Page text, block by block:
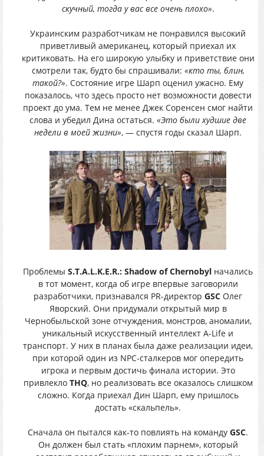
скучный, тогда у вас все очень плохо».
Украинским разработчикам не понравился высокий
приветливый американец, который приехал их
критиковать. На его широкую улыбку и приветствие они
смотрели так, будто бы спрашивали: «кто ты, блин,
такой?». Состояние игре Шарп оценил ужасно. Ему
показалось, что здесь просто нет возможности довести
проект до ума. Тем не менее Джек Соренсен смог найти
слова и убедил Дина остаться. «Это были худшие две
недели в моей жизни», — спустя годы сказал Шарп.
Проблемы S.T.A.L.K.E.R.: Shadow of Chernobyl начались
в тот момент, когда об игре впервые заговорили
разработчики, признавался PR-директор GSC Олег
Яворский. Они придумали открытый мир в
Чернобыльской зоне отчуждения, монстров, аномалии,
уникальный искусственный интеллект A-Life и
транспорт. У них в планах была даже реализации идеи,
при которой один из NPC-сталкеров мог опередить
игрока и первым достичь финала истории. Это
привлекло THQ, но реализовать все оказалось слишком
сложно. Когда приехал Дин Шарп, ему пришлось
достать «скальпель».
Сначала он пытался как-то повлиять на команду GSC.
Он должен был стать «плохим парнем», который